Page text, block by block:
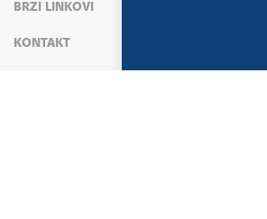
BRZI LINKOVI
KONTAKT